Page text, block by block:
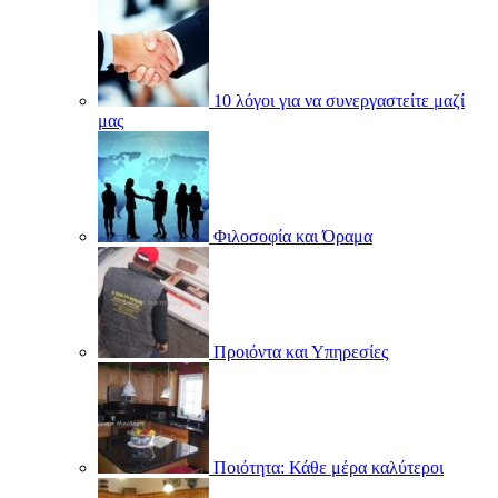
10 λόγοι για να συνεργαστείτε μαζί
μας
Φιλοσοφία και Όραμα
Προιόντα και Υπηρεσίες
Ποιότητα: Κάθε μέρα καλύτεροι